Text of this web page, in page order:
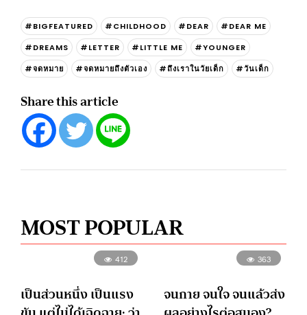
#BIGFEATURED #CHILDHOOD #DEAR
#DEAR ME
#DREAMS
#LETTER #LITTLE ME
#YOUNGER
#จดหมาย
#จดหมายถึงตัวเอง #ถึงเราในวัยเด็ก #วันเด็ก
Share this article
MOST POPULAR
412
เป็นส่วนหนึ่ง เป็นแรง
363
จนกาย จนใจ จนแล้วส่ง